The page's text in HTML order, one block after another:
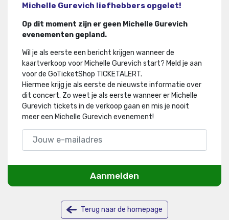
Michelle Gurevich liefhebbers opgelet!
Op dit moment zijn er geen Michelle Gurevich
evenementen gepland.
Wil je als eerste een bericht krijgen wanneer de
kaartverkoop voor Michelle Gurevich start? Meld je aan
voor de GoTicketShop TICKETALERT.
Hiermee krijg je als eerste de nieuwste informatie over
dit concert. Zo weet je als eerste wanneer er Michelle
Gurevich tickets in de verkoop gaan en mis je nooit
meer een Michelle Gurevich evenement!
Aanmelden
Terug naar de homepage